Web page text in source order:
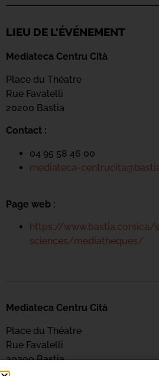
LIEU DE L'ÉVÉNEMENT
Mediateca Centru Cità
Place du Théatre
Rue Favalelli
20200 Bastia
Contact :
04 95 58 46 00
mediateca-
Page web :
https://
sciences/mediatheques/
Mediateca Centru Cità
Place du Théatre
Rue Favalelli
20200 Bastia